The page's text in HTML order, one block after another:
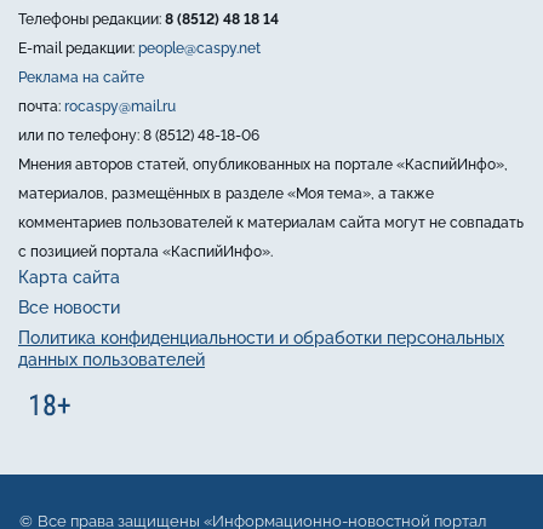
Телефоны редакции: 8 (8512) 48 18 14
E-mail редакции: people@caspy.net
Реклама на сайте
почта: rocaspy@mail.ru
или по телефону: 8 (8512) 48-18-06
Мнения авторов статей, опубликованных на портале «КаспийИнфо»,
материалов, размещённых в разделе «Моя тема», а также
комментариев пользователей к материалам сайта могут не совпадать
с позицией портала «КаспийИнфо».
Карта сайта
Все новости
Политика конфиденциальности и обработки персональных
данных пользователей
Все права защищены «Информационно-новостной портал